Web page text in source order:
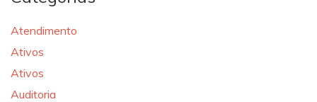
Atendimento
Ativos
Ativos
Auditoria